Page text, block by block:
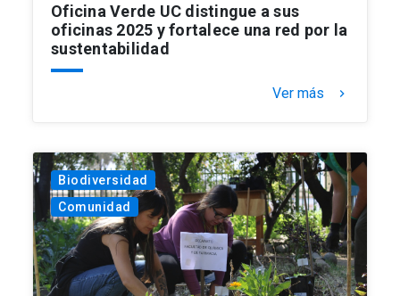
Oficina Verde UC distingue a sus
oficinas 2025 y fortalece una red por la
sustentabilidad
Ver más keyboard_arrow_right
Biodiversidad
Comunidad